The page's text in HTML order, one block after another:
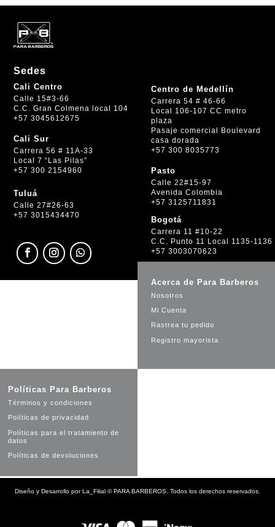
Sedes
Cali Centro
Calle 15#3-66
C.C. Gran Colmena local 104
+57 3045612675
Cali Sur
Carrera 56 # 11A-33
Local 7 “Las Pilas”
+57 300 2154960
Tuluá
Calle 27#26-63
+57 3015434470
Centro de Medellín
Carrera 54 # 46-66
Local 106-107 CC metro
plaza
Pasaje comercial Boulevard
casa dorada
+57 300 8035773
Pasto
Calle 22#15-97
Avenida Colombia
+57 3125711831
Bogotá
Carrera 11 #10-22
C.C. Punto 11 Local 1135-1136
+57 3003070623
Acerca de Para Barberos
Nosotros
Mi Cuenta
Rastrea tu pedido
Registro mayorista
Políticas Para Barberos
Términos y condiciones
Políticas de privacidad
Políticas para el tratamiento de
datos
Políticas de devoluciones
Diseño y Desarrollo porLa_Filial ©PARA BARBEROS. Todos los derechos reservados.